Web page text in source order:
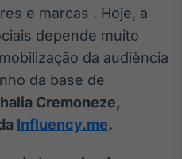
BroadFast
Em breve
e marcas . Hoje, a
depende muito
da audiência
da base de
Cremoneze,
Influency.me.